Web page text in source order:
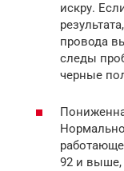
искру.
провода
следы
черные
92 и выше,